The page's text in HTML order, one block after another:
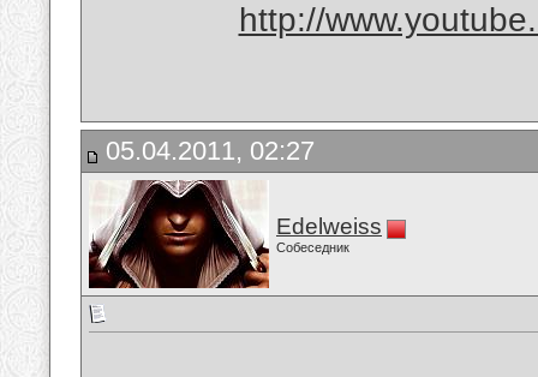
http://
05.04.2011, 02:27
Edelweiss
Собеседник